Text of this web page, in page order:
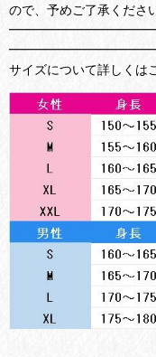
ので、予めご了承ください
サイズについて詳しくは